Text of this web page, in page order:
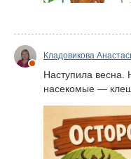
Кладовикова
Наступила
насекомые —